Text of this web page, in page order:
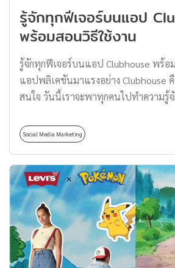
รู้จักทุกฟีเจอร์บนแอป
พร้อมสอนวิธีใช้งาน
รู้จักทุกฟีเจอร์บนแอป Clubhouse พร้อ
แอปพลิเคชันมาแรงอย่าง Clubhouse
สนใจ วันนี้เราจะพาทุกคนไปทำความรู้
พร้อมแล้วไปดูเลย Clubhouse คืออะไร?
แอปพลิเคชันรูปแบบ Drop-in audio
สนทนา แลกเปลี่ยนความคิดเห็นกันผ่า
ไม่มีภาพและไม่มีข้อความ เป็นเสียงก
ไม่สามารถฟังย้อนหลังได้ ซึ่งแต่ละห้อ
หลากหลายตามความสนใจจากผู้ใช้งาน
Invite จากคนที่ใช้งานแอปนี้อยู่แล้วจึงจ
งานได้ และในขณะนี้ยังรองรับเพียงระ
Clubhouse แอปที่มีไอคอนเป็นภาพผู้ช
Social Media Marketing